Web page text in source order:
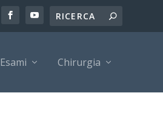
Esami Chirurgia